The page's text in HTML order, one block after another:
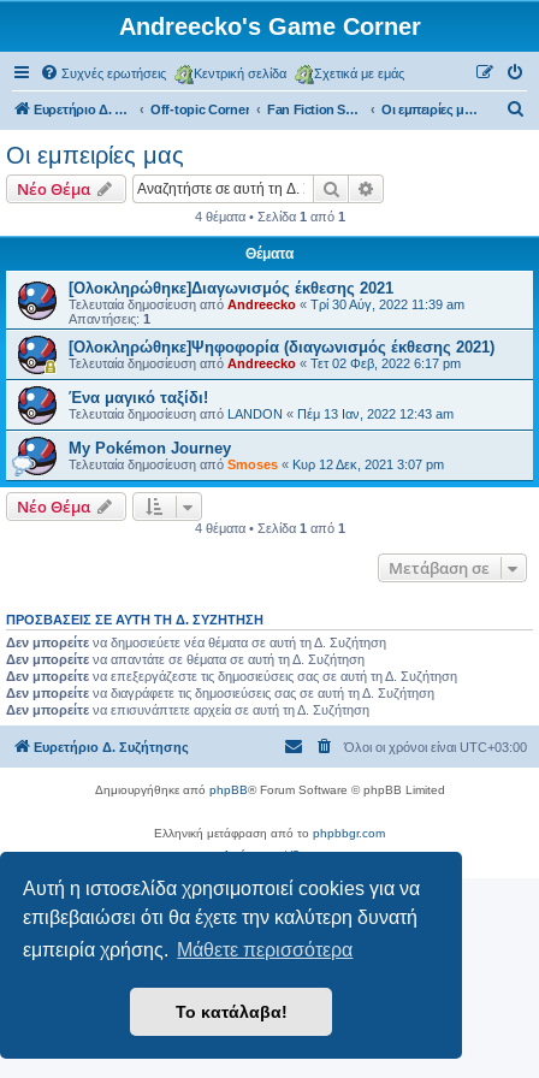
Αυτή η ιστοσελίδα χρησιμοποιεί cookies για να
επιβεβαιώσει ότι θα έχετε την καλύτερη δυνατή
εμπειρία χρήσης. Μάθετε περισσότερα
Το κατάλαβα!
Andreecko's Game Corner
Συχνές ερωτήσεις Κεντρική σελίδα Σχετικά με εμάς
Ευρετήριο Δ. Συζήτησης Off-topic Corner Fan Fiction Section Οι εμπειρίες μας
Οι εμπειρίες μας
Νέο Θέμα Αναζήτηση
4 θέματα • Σελίδα 1 από 1
Θέματα
[Ολοκληρώθηκε]Διαγωνισμός έκθεσης 2021
Τελευταία δημοσίευση από Andreecko « Τρί 30 Αύγ, 2022 11:39 am
Απαντήσεις: 1
[Ολοκληρώθηκε]Ψηφοφορία (διαγωνισμός έκθεσης 2021)
Τελευταία δημοσίευση από Andreecko « Τετ 02 Φεβ, 2022 6:17 pm
Ένα μαγικό ταξίδι!
Τελευταία δημοσίευση από LANDON « Πέμ 13 Ιαν, 2022 12:43 am
My Pokémon Journey
Τελευταία δημοσίευση από Smoses « Κυρ 12 Δεκ, 2021 3:07 pm
Νέο Θέμα
4 θέματα • Σελίδα 1 από 1
Μετάβαση σε
ΠΡΟΣΒΆΣΕΙΣ ΣΕ ΑΥΤΉ ΤΗ Δ. ΣΥΖΉΤΗΣΗ
Δεν μπορείτε να δημοσιεύετε νέα θέματα σε αυτή τη Δ. Συζήτηση
Δεν μπορείτε να απαντάτε σε θέματα σε αυτή τη Δ. Συζήτηση
Δεν μπορείτε να επεξεργάζεστε τις δημοσιεύσεις σας σε αυτή τη Δ. Συζήτηση
Δεν μπορείτε να διαγράφετε τις δημοσιεύσεις σας σε αυτή τη Δ. Συζήτηση
Δεν μπορείτε να επισυνάπτετε αρχεία σε αυτή τη Δ. Συζήτηση
Ευρετήριο Δ. Συζήτησης Όλοι οι χρόνοι είναι UTC+03:00
Δημιουργήθηκε από phpBB® Forum Software © phpBB Limited
Ελληνική μετάφραση από το phpbbgr.com
Απόρρητο|Όροι